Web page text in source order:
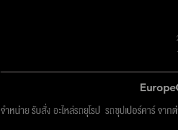
จำหน่าย รับสั่ง อะไหล่รถยุโรป รถซุปเปอร์คาร์ จาก